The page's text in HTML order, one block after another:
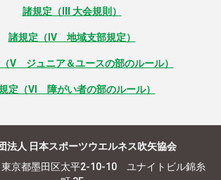
諸規定（III 大会規則）
諸規定（IV 地域支部規定）
V ジュニア＆ユースの部のルール）
定（VI 障がい者の部のルール）
法人 日本スポーツウエルネス吹矢協会
京都墨田区太平2-10-10 ユナイトビル錦糸